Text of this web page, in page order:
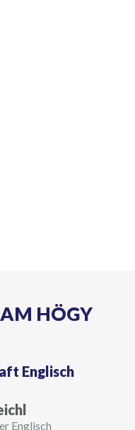
HÖGY
Englisch
Englisch